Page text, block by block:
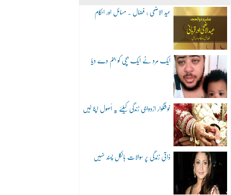
عید الاضحی : فضال ۔ مسائل اور احکام
ایک مرد نے ایک بچی کو جنم دے دیا
خوشگوار ازدواجی زندگی کیلئے یہ اُصول اپنا لیں
ذاتی زندگی پر سوالات بالکل پسند نہیں